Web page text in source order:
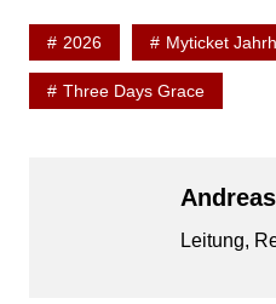
2026 Myticket
Three Days Grace
Leitung,